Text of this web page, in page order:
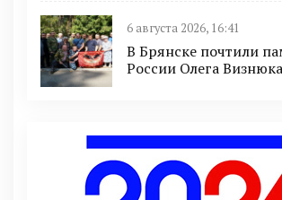
6 августа 2026, 16:41
В Брянске почтили
России Олега Визнюка